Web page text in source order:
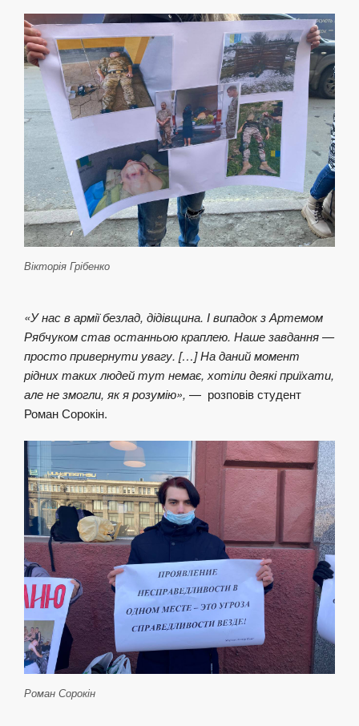
Вікторія Грібенко
«У нас в армії безлад, дідівщина. І випадок з Артемом
Рябчуком став останньою краплею. Наше завдання —
просто привернути увагу. […] На даний момент
рідних таких людей тут немає, хотіли деякі приїхати,
але не змогли, як я розумію», — розповів студент
Роман Сорокін.
Роман Сорокін